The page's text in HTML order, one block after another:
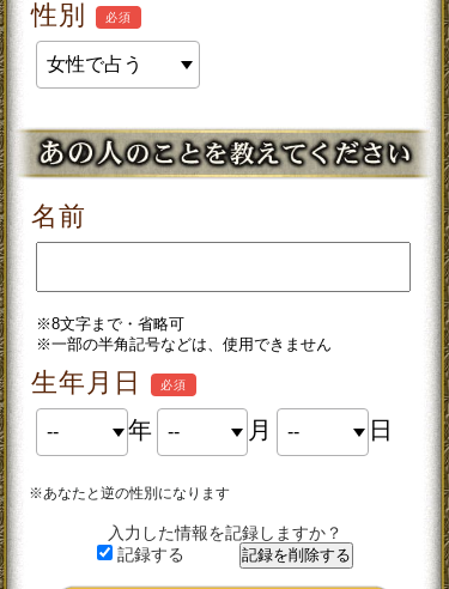
性別 必須
名前
※8文字まで・省略可
※一部の半角記号などは、使用できません
生年月日 必須
年 月 日
※あなたと逆の性別になります
入力した情報を記録しますか？
記録する